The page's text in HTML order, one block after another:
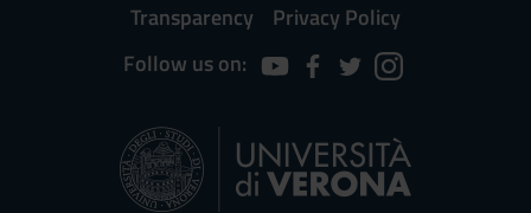
Transparency
Privacy Policy
Follow us on: